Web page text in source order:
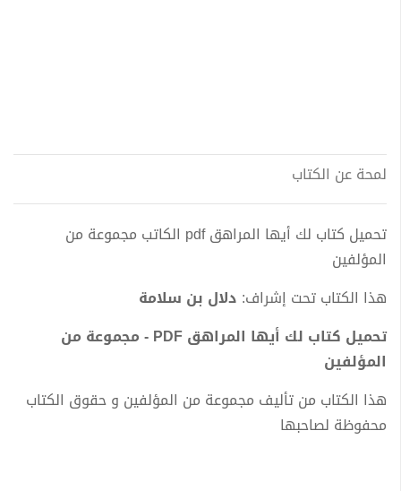
لمحة عن الكتاب
تحميل كتاب لك أيها المراهق pdf الكاتب مجموعة من
المؤلفين
هذا الكتاب تحت إشراف: دلال بن سلامة
تحميل كتاب لك أيها المراهق PDF - مجموعة من
المؤلفين
هذا الكتاب من تأليف مجموعة من المؤلفين و حقوق الكتاب
محفوظة لصاحبها